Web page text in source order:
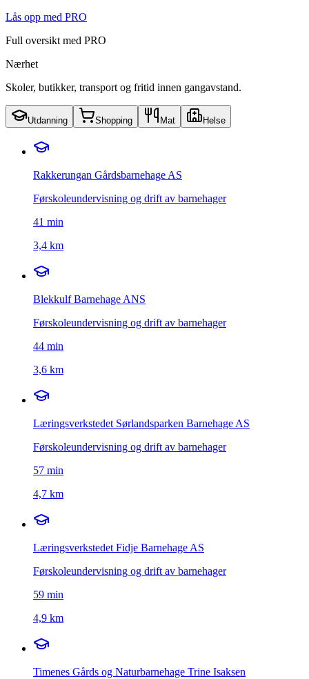
Lås opp med PRO
Full oversikt med PRO
Nærhet
Skoler, butikker, transport og fritid innen gangavstand.
Utdanning Shopping Mat Helse
Rakkerungan Gårdsbarnehage AS
Førskoleundervisning og drift av barnehager
41 min
3,4 km
Blekkulf Barnehage ANS
Førskoleundervisning og drift av barnehager
44 min
3,6 km
Læringsverkstedet Sørlandsparken Barnehage AS
Førskoleundervisning og drift av barnehager
57 min
4,7 km
Læringsverkstedet Fidje Barnehage AS
Førskoleundervisning og drift av barnehager
59 min
4,9 km
Timenes Gårds og Naturbarnehage Trine Isaksen